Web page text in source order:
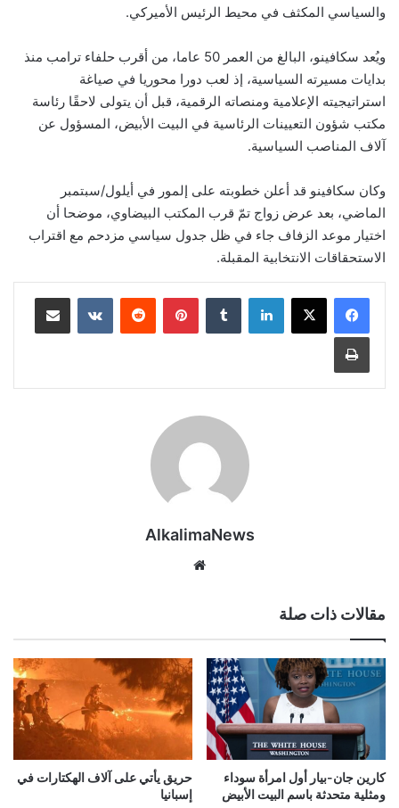
والسياسي المكثف في محيط الرئيس الأميركي.
ويُعد سكافينو، البالغ من العمر 50 عاما، من أقرب حلفاء ترامب منذ
بدايات مسيرته السياسية، إذ لعب دورا محوريا في صياغة
استراتيجيته الإعلامية ومنصاته الرقمية، قبل أن يتولى لاحقًا رئاسة
مكتب شؤون التعيينات الرئاسية في البيت الأبيض، المسؤول عن
آلاف المناصب السياسية.
وكان سكافينو قد أعلن خطوبته على إلمور في أيلول/سبتمبر
الماضي، بعد عرض زواج تمّ قرب المكتب البيضاوي، موضحا أن
اختيار موعد الزفاف جاء في ظل جدول سياسي مزدحم مع اقتراب
الاستحقاقات الانتخابية المقبلة.
لينكدإن بينتيريست
AlkalimaNews
مقالات ذات صلة
كارين جان-بيار أول امرأة سوداء
ومثلية متحدثة باسم البيت الأبيض
حريق يأتي على آلاف الهكتارات في
إسبانيا